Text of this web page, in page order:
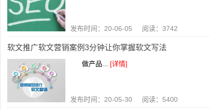
发布时间：20-06-05 阅读：3742
软文推广软文营销案例3分钟让你掌握软文写法
做产品... [详情]
发布时间：20-05-30 阅读：5400